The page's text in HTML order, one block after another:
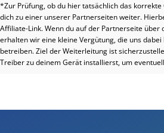
*Zur Prüfung, ob du hier tatsächlich das
dich zu einer unserer Partnerseiten weiter.
Affiliate-Link. Wenn du auf der Partnerseite über
erhalten wir eine kleine Vergütung, die uns
betreiben. Ziel der Weiterleitung ist
Treiber zu deinem Gerät installierst, um